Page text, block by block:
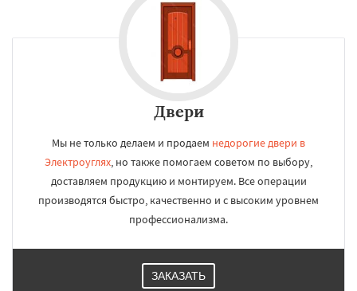
Двери
Мы не только делаем и продаем недорогие двери в
Электроуглях, но также помогаем советом по выбору,
доставляем продукцию и монтируем. Все операции
производятся быстро, качественно и с высоким уровнем
профессионализма.
ЗАКАЗАТЬ